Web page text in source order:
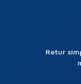
Retur